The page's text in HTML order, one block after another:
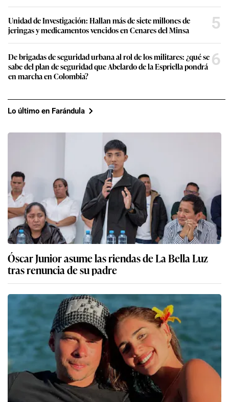
Unidad de Investigación: Hallan más de siete millones de
jeringas y medicamentos vencidos en Cenares del Minsa
5
De brigadas de seguridad urbana al rol de los militares: ¿qué se
sabe del plan de seguridad que Abelardo de la Espriella pondrá
en marcha en Colombia?
6
Lo último en Farándula
Óscar Junior asume las riendas de La Bella Luz
tras renuncia de su padre